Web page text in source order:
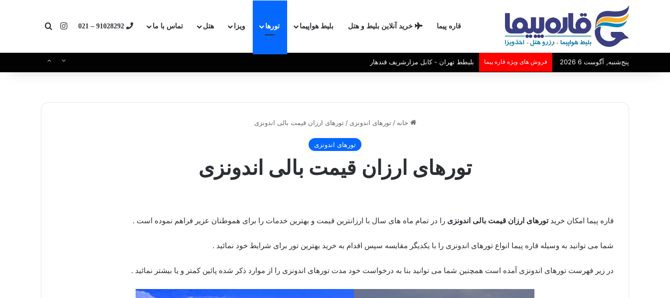
قاره پیما خرید آنلاین بلیط و هتل بلیط هواپیما تورها ویزا هتل تماس با ما 91028292 – 021 اینستاگرامجستجو برای
پنج‌شنبه, آگوست 6 2026 فروش های ویژه قاره پیما بلیطط تهران - کابل مزارشریف قندهار
خانه / تورهای اندونزی / تورهای ارزان قیمت بالی اندونزی
تورهای اندونزی
تورهای ارزان قیمت بالی اندونزی
قاره پیما امکان خریدتورهای ارزان قیمت بالی اندونزی را در تمام ماه های سال با ارزانترین قیمت و بهترین خدمات را برای هموطنان عزیر فراهم نموده است .
شما می توانید به وسیله قاره پیما انواع تورهای اندونزی را با یکدیگر مقایسه سپس اقدام به خرید بهترین تور برای شرایط خود نمائید .
در زیر فهرست تورهای اندونزی آمده است همچنین شما می توانید بنا به درخواست خود مدت تورهای اندونزی را از موارد ذکر شده پائین کمتر و یا بیشتر نمائید .